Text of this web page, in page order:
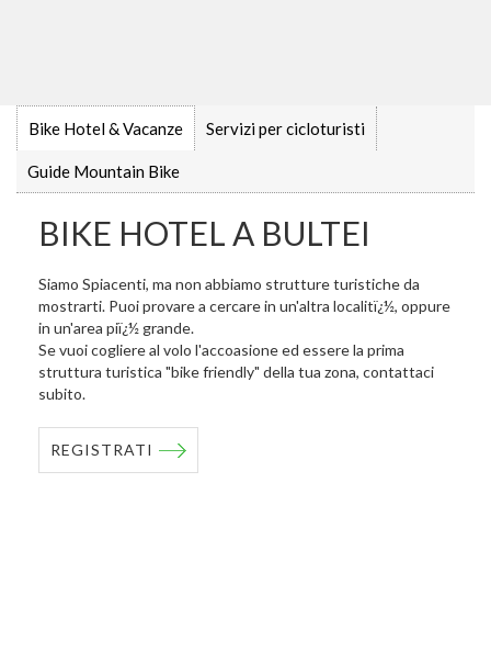
Bike Hotel & Vacanze Servizi per cicloturisti
Guide Mountain Bike
BIKE HOTEL A BULTEI
Siamo Spiacenti, ma non abbiamo strutture turistiche da
mostrarti. Puoi provare a cercare in un'altra localitï¿½, oppure
in un'area piï¿½ grande.
Se vuoi cogliere al volo l'accoasione ed essere la prima
struttura turistica "bike friendly" della tua zona, contattaci
subito.
REGISTRATI